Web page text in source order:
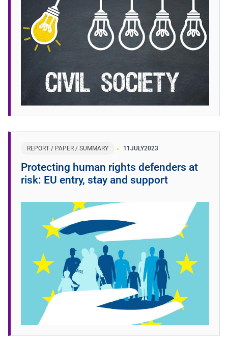
REPORT / PAPER / SUMMARY 11JULY2023
Protecting human rights defenders at
risk: EU entry, stay and support